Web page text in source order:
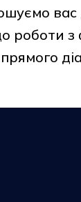
роботи з